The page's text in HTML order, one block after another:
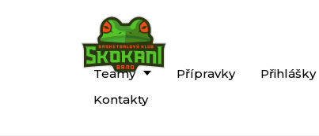
Teamy Přípravky Přihlášky
Kontakty